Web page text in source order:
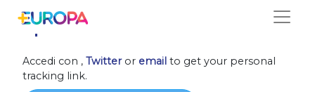
Spread the word
Accedi con , Twitteror email to get your personal
tracking link.